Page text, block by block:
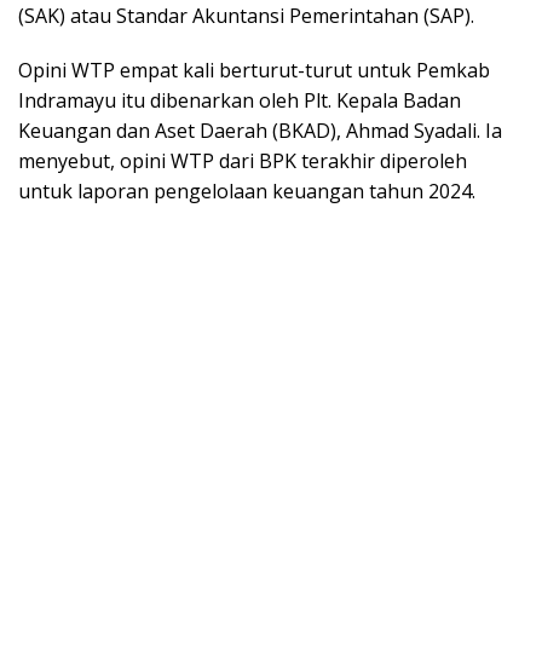
(SAK) atau Standar Akuntansi Pemerintahan (SAP).
Opini WTP empat kali berturut-turut untuk Pemkab
Indramayu itu dibenarkan oleh Plt. Kepala Badan
Keuangan dan Aset Daerah (BKAD), Ahmad Syadali. Ia
menyebut, opini WTP dari BPK terakhir diperoleh
untuk laporan pengelolaan keuangan tahun 2024.